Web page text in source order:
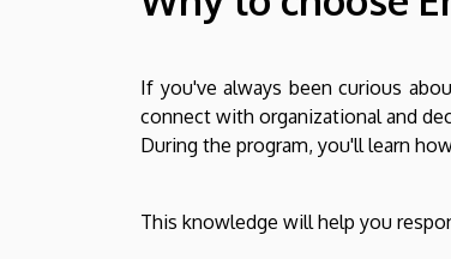
Mérnöki
Menedzsment
If you've always been curious
connect with organizational and
During the program, you'll learn
This knowledge will help you